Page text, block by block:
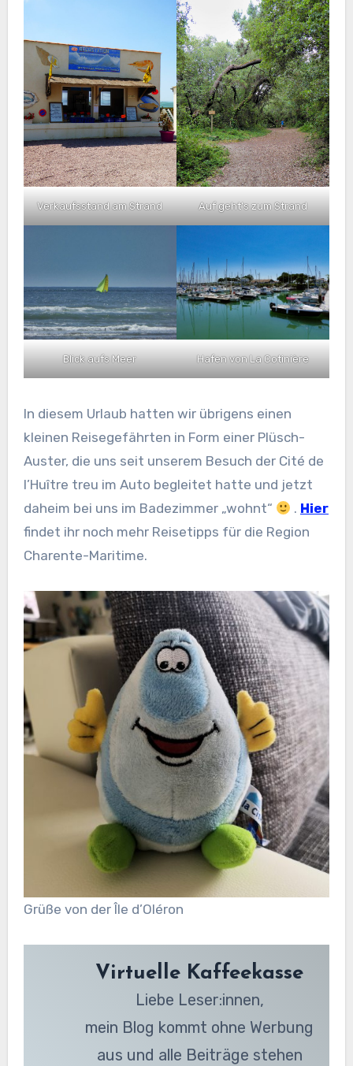
Verkaufsstand am Strand Auf geht’s zum Strand
Blick aufs Meer Hafen von La Cotinière
In diesem Urlaub hatten wir übrigens einen
kleinen Reisegefährten in Form einer Plüsch-
Auster, die uns seit unserem Besuch der Cité de
l’Huître treu im Auto begleitet hatte und jetzt
daheim bei uns im Badezimmer „wohnt“
. Hier
findet ihr noch mehr Reisetipps für die Region
Charente-Maritime.
Grüße von der Île d’Oléron
Virtuelle Kaffeekasse
Liebe Leser:innen,
mein Blog kommt ohne Werbung
aus und alle Beiträge stehen